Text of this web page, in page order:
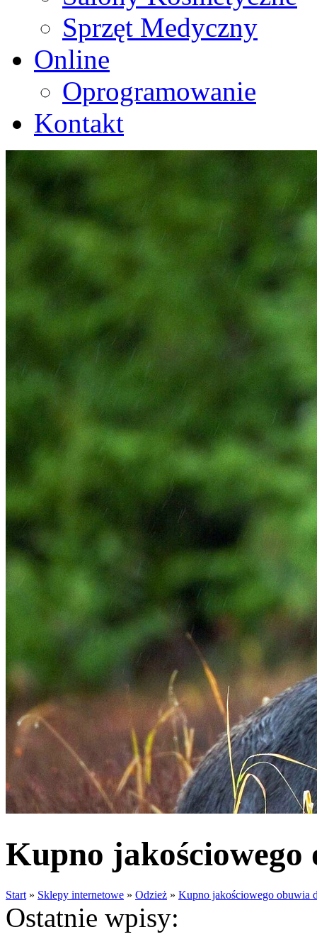
Sprzęt Medyczny
Online
Oprogramowanie
Kontakt
Kupno
Start » Sklepy internetowe » Odzież » Kupno jakościowego obuwia
Ostatnie wpisy: